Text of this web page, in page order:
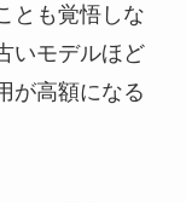
とも覚悟しな
いモデルほど
が高額になる